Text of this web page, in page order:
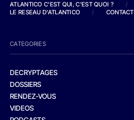
ATLANTICO C'EST QUI, C'EST QUOI ?
/
LE RESEAU D'ATLANTICO
/ CONTACT
CATEGORIES
DECRYPTAGES
DOSSIERS
RENDEZ-VOUS
VIDEOS